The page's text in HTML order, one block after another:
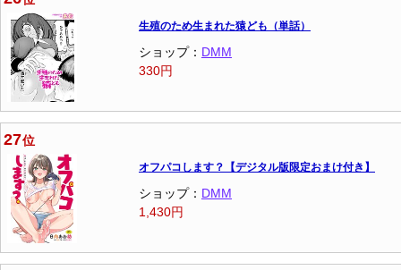
生殖のため生まれた猿ども（単話）
ショップ： DMM
330円
27位
オフパコします？【デジタル版限定おまけ付き】
ショップ： DMM
1,430円